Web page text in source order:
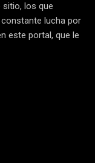
sitio, los que
lucha por
este portal, que le